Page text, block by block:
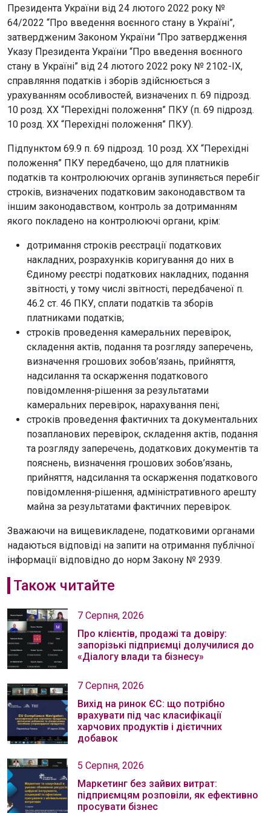
Президента України від 24 лютого 2022 року №
64/2022 “Про введення воєнного стану в Україні”,
затвердженим Законом України “Про затвердження
Указу Президента України “Про введення воєнного
стану в Україні” від 24 лютого 2022 року № 2102-IX,
справляння податків і зборів здійснюється з
урахуванням особливостей, визначених п. 69 підрозд.
10 розд. ХХ “Перехідні положення” ПКУ (п. 69 підрозд.
10 розд. ХХ “Перехідні положення” ПКУ).
Підпунктом 69.9 п. 69 підрозд. 10 розд. ХХ “Перехідні
положення” ПКУ передбачено, що для платників
податків та контролюючих органів зупиняється перебіг
строків, визначених податковим законодавством та
іншим законодавством, контроль за дотриманням
якого покладено на контролюючі органи, крім:
дотримання строків реєстрації податкових
накладних, розрахунків коригування до них в
Єдиному реєстрі податкових накладних, подання
звітності, у тому числі звітності, передбаченої п.
46.2 ст. 46 ПКУ, сплати податків та зборів
платниками податків;
строків проведення камеральних перевірок,
складення актів, подання та розгляду заперечень,
визначення грошових зобов’язань, прийняття,
надсилання та оскарження податкового
повідомлення-рішення за результатами
камеральних перевірок, нарахування пені;
строків проведення фактичних та документальних
позапланових перевірок, складення актів, подання
та розгляду заперечень, додаткових документів та
пояснень, визначення грошових зобов’язань,
прийняття, надсилання та оскарження податкового
повідомлення-рішення, адміністративного арешту
майна за результатами фактичних перевірок.
Зважаючи на вищевикладене, податковими органами
надаються відповіді на запити на отримання публічної
інформації відповідно до норм Закону № 2939.
Також читайте
7 Серпня, 2026
Про клієнтів, продажі та довіру:
запорізькі підприємці долучилися до
«Діалогу влади та бізнесу»
7 Серпня, 2026
Вихід на ринок ЄС: що потрібно
врахувати під час класифікації
харчових продуктів і дієтичних
добавок
5 Серпня, 2026
Маркетинг без зайвих витрат:
підприємцям розповіли, як ефективно
просувати бізнес